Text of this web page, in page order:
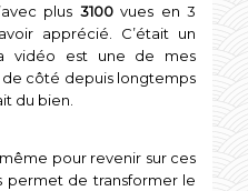
plus 3100vues en 3
apprécié. C’était un
vidéo est une de mes
de côté depuis longtemps
du bien.
pour revenir sur ces
permet de transformer le